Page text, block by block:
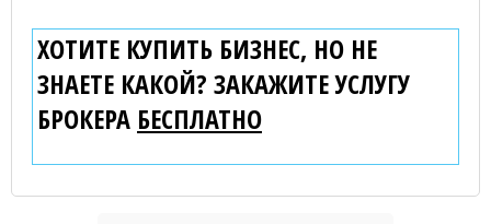
ХОТИТЕ КУПИТЬ БИЗНЕС, НО НЕ
ЗНАЕТЕ КАКОЙ? ЗАКАЖИТЕ УСЛУГУ
БРОКЕРА БЕСПЛАТНО